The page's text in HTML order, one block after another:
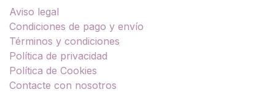
Aviso legal
Condiciones de pago y envío
Términos y condiciones
Política de privacidad
Política de Cookies
Contacte con nosotros